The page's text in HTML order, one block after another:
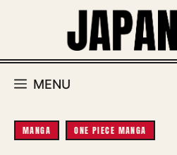
MENU
MANGA ONE PIECE MANGA